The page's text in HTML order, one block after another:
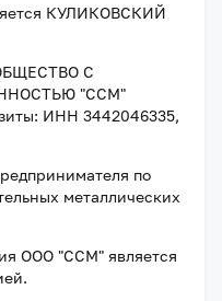
КУЛИКОВСКИЙ
С
"ССМ"
ИНН 3442046335,
по
металлических
ООО "ССМ" является
.